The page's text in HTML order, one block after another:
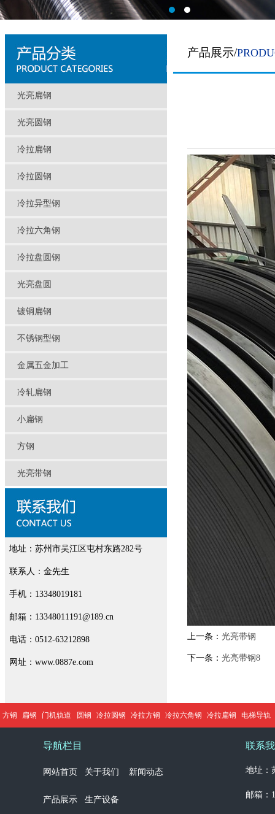
光亮扁钢
光亮圆钢
冷拉扁钢
冷拉圆钢
冷拉异型钢
冷拉六角钢
冷拉盘圆钢
光亮盘圆
镀铜扁钢
不锈钢型钢
金属五金加工
冷轧扁钢
小扁钢
方钢
光亮带钢
地址：苏州市吴江区屯村东路282号
联系人：金先生
手机：13348019181
邮箱：13348011191@189.cn
电话：0512-63212898
网址：www.0887e.com
产品展示/
上一条： 光亮带钢
下一条： 光亮带钢8
方钢 扁钢 门机轨道 圆钢 冷拉圆钢 冷拉方钢 冷拉六角钢 冷拉扁钢 电梯导轨
导航栏目
网站首页 关于我们 新闻动态
产品展示 生产设备
联系
地址：
邮箱：